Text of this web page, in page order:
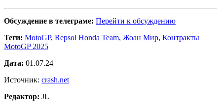
Обсуждение в телеграме: Перейти к обсуждению
Теги: MotoGP, Repsol Honda Team, Жоан Мир, Контракты
MotoGP 2025
Дата: 01.07.24
Источник: crash.net
Редактор: JL